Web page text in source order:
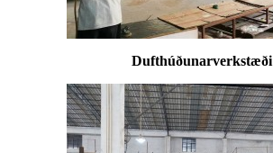
Dufthúðunarverkstæði